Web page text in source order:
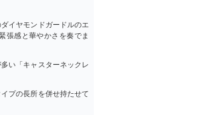
イヤモンドガードルのエ
張感と華やかさを奏でま
い「キャスターネックレ
プの長所を併せ持たせて